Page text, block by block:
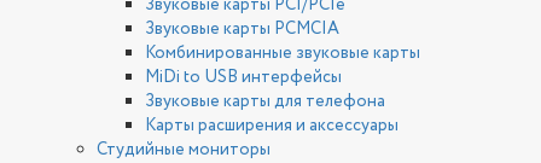
Звуковые карты PCI/PCIe
Звуковые карты PCMCIA
Комбинированные звуковые карты
MiDi to USB интерфейсы
Звуковые карты для телефона
Карты расширения и аксессуары
Студийные мониторы